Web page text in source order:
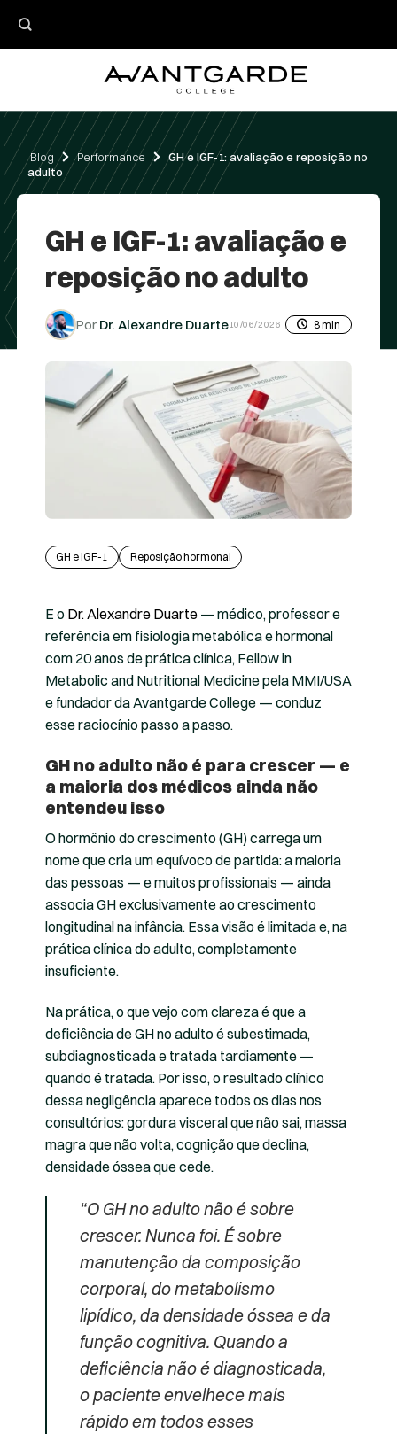
Blog Performance
GH e IGF-1: avaliação e reposição no
adulto
GH e IGF-1: avaliação e
reposição no adulto
Dr. Alexandre Duarte10/06/2026 8 min
GH e IGF-1 Reposição hormonal
E o Dr. Alexandre Duarte— médico, professor e
referência em fisiologia metabólica e hormonal
com 20 anos de prática clínica, Fellow in
Metabolic and Nutritional Medicine pela MMI/USA
e fundador da Avantgarde College — conduz
esse raciocínio passo a passo.
GH no adulto não é para crescer — e
a maioria dos médicos ainda não
entendeu isso
O hormônio do crescimento (GH) carrega um
nome que cria um equívoco de partida: a maioria
das pessoas — e muitos profissionais — ainda
associa GH exclusivamente ao crescimento
longitudinal na infância. Essa visão é limitada e, na
prática clínica do adulto, completamente
insuficiente.
Na prática, o que vejo com clareza é que a
deficiência de GH no adulto é subestimada,
subdiagnosticada e tratada tardiamente —
quando é tratada. Por isso, o resultado clínico
dessa negligência aparece todos os dias nos
consultórios: gordura visceral que não sai, massa
magra que não volta, cognição que declina,
densidade óssea que cede.
“O GH no adulto não é sobre
crescer. Nunca foi. É sobre
manutenção da composição
corporal, do metabolismo
lipídico, da densidade óssea e da
função cognitiva. Quando a
deficiência não é diagnosticada,
o paciente envelhece mais
rápido em todos esses